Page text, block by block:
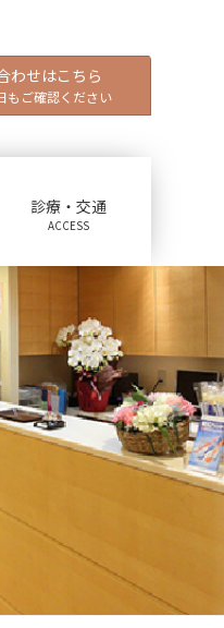
わせはこちら
もご確認ください
診療・交通
ACCESS